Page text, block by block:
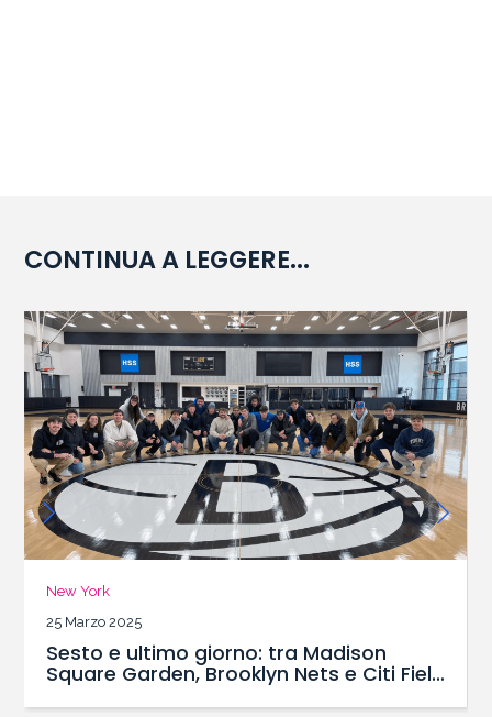
CONTINUA A LEGGERE...
giorno: tra Madison
Brooklyn Nets e Citi Field la